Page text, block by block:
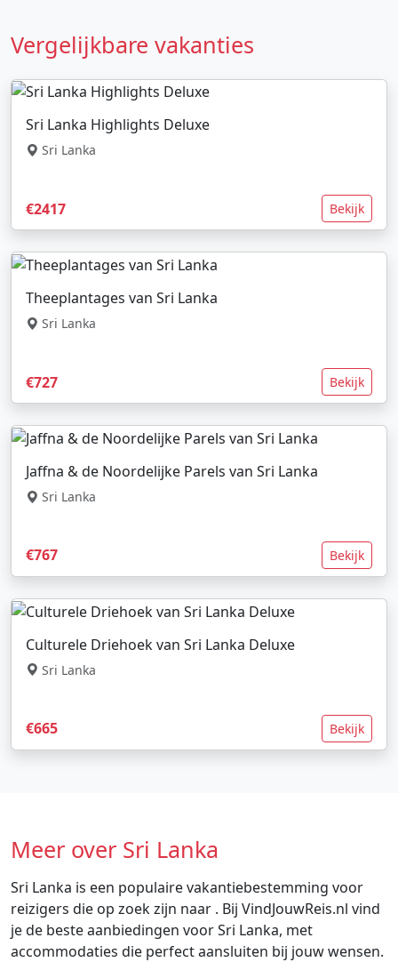
Vergelijkbare vakanties
Sri Lanka Highlights Deluxe
Sri Lanka
€2417 Bekijk
Theeplantages van Sri Lanka
Sri Lanka
€727 Bekijk
Jaffna & de Noordelijke Parels van Sri Lanka
Sri Lanka
€767 Bekijk
Culturele Driehoek van Sri Lanka Deluxe
Sri Lanka
€665 Bekijk
Meer over Sri Lanka
Sri Lanka is een populaire vakantiebestemming voor
reizigers die op zoek zijn naar . Bij VindJouwReis.nl vind
je de beste aanbiedingen voor Sri Lanka, met
accommodaties die perfect aansluiten bij jouw wensen.